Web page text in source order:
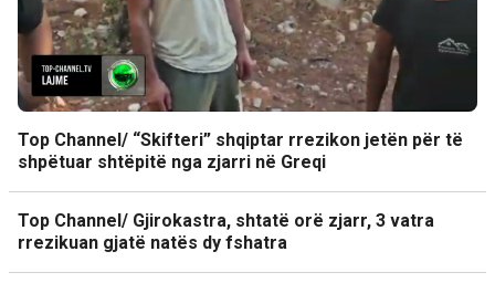
Top Channel/ “Skifteri” shqiptar rrezikon jetën për të
shpëtuar shtëpitë nga zjarri në Greqi
Top Channel/ Gjirokastra, shtatë orë zjarr, 3 vatra
rrezikuan gjatë natës dy fshatra